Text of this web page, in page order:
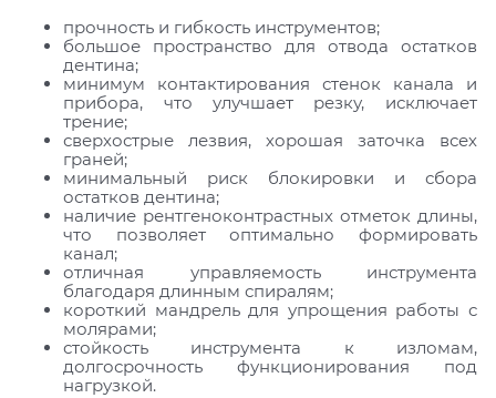
прочность и гибкость инструментов;
большое пространство для отвода остатков
дентина;
минимум контактирования стенок канала и
прибора, что улучшает резку, исключает
трение;
сверхострые лезвия, хорошая заточка всех
граней;
минимальный риск блокировки и сбора
остатков дентина;
наличие рентгеноконтрастных отметок длины,
что позволяет оптимально формировать
канал;
отличная управляемость инструмента
благодаря длинным спиралям;
короткий мандрель для упрощения работы с
молярами;
стойкость инструмента к изломам,
долгосрочность функционирования под
нагрузкой.